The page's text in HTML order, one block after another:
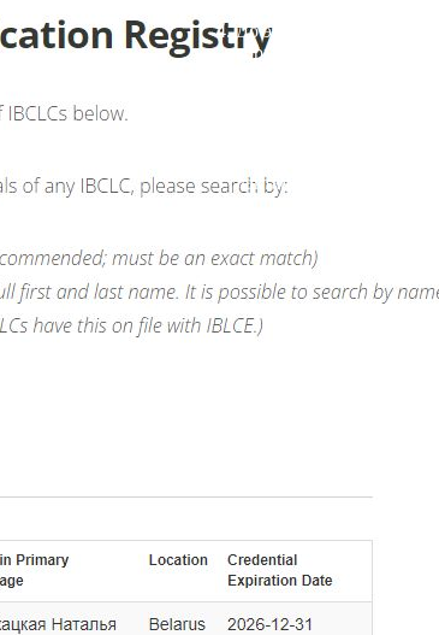
До этого также
кормлению грудью в
Член международной
Сертифицированный
Координатор проекта
Координатор проекта
лактации Беларуси.